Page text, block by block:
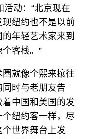
动：“北京现在
纽约也不是以前
年轻艺术家来到
客栈。”
就像个熙来攘往
时与老朋友告
中国和美国的发
纽约客一样，尽
世界舞台上发